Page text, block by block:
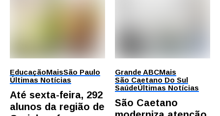
EducaçãoMaisSão Paulo
Últimas Notícias
Até sexta-feira, 292
alunos da região de
Grande ABCMais
São Caetano Do Sul
SaúdeÚltimas Notícias
São Caetano